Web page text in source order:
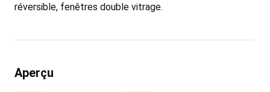
réversible, fenêtres double vitrage.
Aperçu